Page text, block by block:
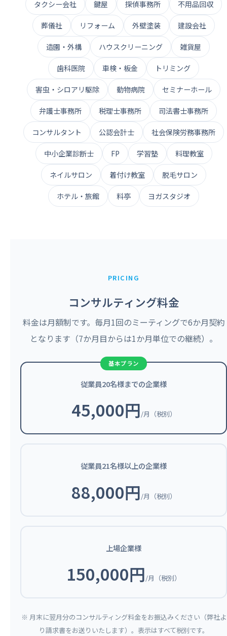
タクシー会社 鍵屋 探偵事務所 不用品回収
葬儀社 リフォーム 外壁塗装 建設会社
造園・外構 ハウスクリーニング 雑貨屋
歯科医院 車検・板金 トリミング
害虫・シロアリ駆除 動物病院 セミナーホール
弁護士事務所 税理士事務所 司法書士事務所
コンサルタント 公認会計士 社会保険労務事務所
中小企業診断士 FP 学習塾 料理教室
ネイルサロン 着付け教室 脱毛サロン
ホテル・旅館 料亭 ヨガスタジオ
PRICING
コンサルティング料金
料金は月額制です。毎月1回のミーティングで6か月契約
となります（7か月目からは1か月単位での継続）。
従業員20名様までの企業様
45,000円/月（税別）
従業員21名様以上の企業様
88,000円/月（税別）
上場企業様
150,000円/月（税別）
※ 月末に翌月分のコンサルティング料金をお振込みください（弊社よ
り請求書をお送りいたします）。表示はすべて税別です。